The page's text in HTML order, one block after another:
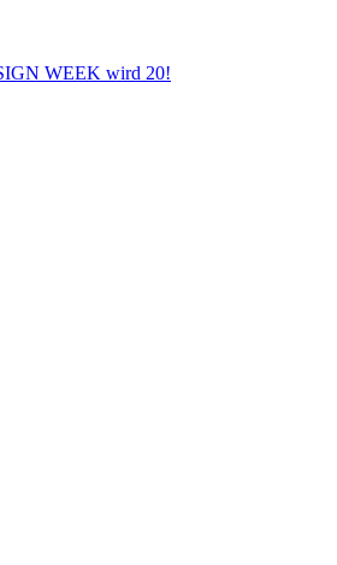
WEEK wird 20!